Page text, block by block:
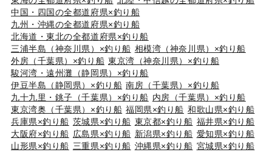
中国・四国の全都道府県×釣り船
九州・沖縄の全都道府県×釣り船
北海道・東北の全都道府県×釣り船
三浦半島（神奈川県）×釣り船 相模湾（神奈川県）×釣り船
外房（千葉県）×釣り船 東京湾（神奈川県）×釣り船
駿河湾・遠州灘（静岡県）×釣り船
伊豆半島（静岡県）×釣り船 南房（千葉県）×釣り船
九十九里・銚子（千葉県）×釣り船 内房（千葉県）×釣り船
東京湾奥（千葉県）×釣り船 福岡県×釣り船 和歌山県×釣り船
兵庫県×釣り船 茨城県×釣り船 東京都×釣り船 福井県×釣り船
大阪府×釣り船 広島県×釣り船 新潟県×釣り船 愛知県×釣り船
山形県×釣り船 三重県×釣り船 沖縄県×釣り船 宮城県×釣り船